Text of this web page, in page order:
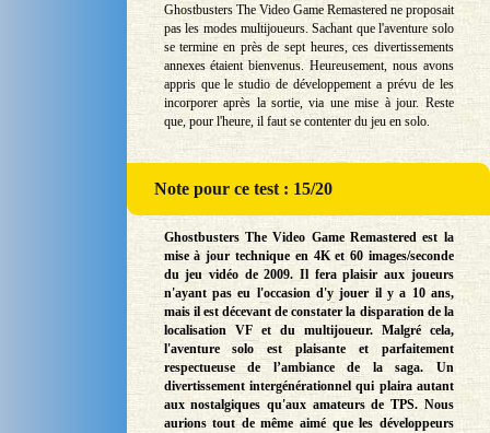
Ghostbusters The Video Game Remastered ne proposait
pas les modes multijoueurs. Sachant que l'aventure solo
se termine en près de sept heures, ces divertissements
annexes étaient bienvenus. Heureusement, nous avons
appris que le studio de développement a prévu de les
incorporer après la sortie, via une mise à jour. Reste
que, pour l'heure, il faut se contenter du jeu en solo.
Notepour ce test : 15/20
Ghostbusters The Video Game Remastered est la
mise à jour technique en 4K et 60 images/seconde
du jeu vidéo de 2009. Il fera plaisir aux joueurs
n'ayant pas eu l'occasion d'y jouer il y a 10 ans,
mais il est décevant de constater la disparation de la
localisation VF et du multijoueur. Malgré cela,
l'aventure solo est plaisante et parfaitement
respectueuse de l’ambiance de la saga. Un
divertissement intergénérationnel qui plaira autant
aux nostalgiques qu'aux amateurs de TPS. Nous
aurions tout de même aimé que les développeurs